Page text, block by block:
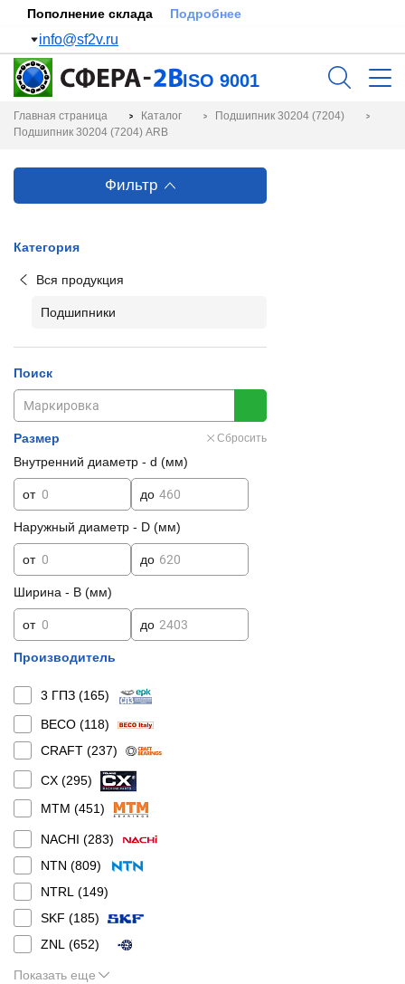
Пополнение склада Подробнее
info@sf2v.ru
ISO 9001
Главная страница Каталог
Подшипник 30204 (7204)
Подшипник 30204 (7204) ARB
Фильтр
Категория
Вся продукция
Подшипники
Поиск
Размер Сбросить
Внутренний диаметр - d (мм)
от до
Наружный диаметр - D (мм)
от до
Ширина - B (мм)
от до
Производитель
3 ГПЗ (165)
BECO (118)
CRAFT (237)
CX (295)
MTM (451)
NACHI (283)
NTN (809)
NTRL (149)
SKF (185)
ZNL (652)
Показать еще